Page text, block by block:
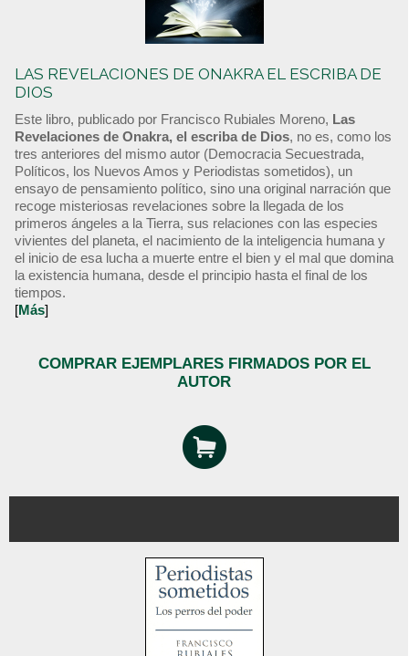
LAS REVELACIONES DE ONAKRA EL ESCRIBA DE
DIOS
Este libro, publicado por Francisco Rubiales Moreno, Las
Revelaciones de Onakra, el escriba de Dios, no es, como los
tres anteriores del mismo autor (Democracia Secuestrada,
Políticos, los Nuevos Amos y Periodistas sometidos), un
ensayo de pensamiento político, sino una original narración que
recoge misteriosas revelaciones sobre la llegada de los
primeros ángeles a la Tierra, sus relaciones con las especies
vivientes del planeta, el nacimiento de la inteligencia humana y
el inicio de esa lucha a muerte entre el bien y el mal que domina
la existencia humana, desde el principio hasta el final de los
tiempos.
[Más]
COMPRAR EJEMPLARES FIRMADOS POR EL
AUTOR